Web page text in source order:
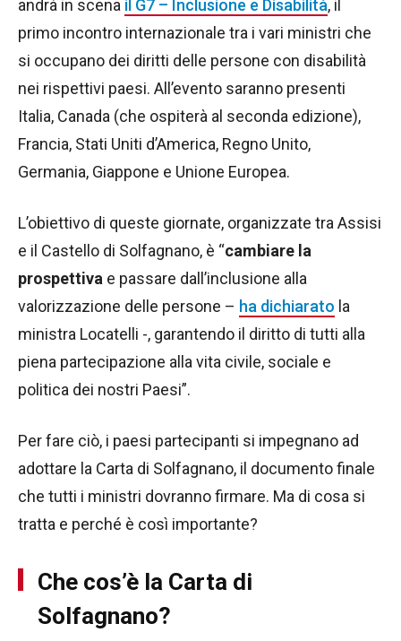
andrà in scena il G7 – Inclusione e Disabilità, il
primo incontro internazionale tra i vari ministri che
si occupano dei diritti delle persone con disabilità
nei rispettivi paesi. All’evento saranno presenti
Italia, Canada (che ospiterà al seconda edizione),
Francia, Stati Uniti d’America, Regno Unito,
Germania, Giappone e Unione Europea.
L’obiettivo di queste giornate, organizzate tra Assisi
e il Castello di Solfagnano, è “cambiare la
prospettiva e passare dall’inclusione alla
valorizzazione delle persone – ha dichiarato la
ministra Locatelli -, garantendo il diritto di tutti alla
piena partecipazione alla vita civile, sociale e
politica dei nostri Paesi”.
Per fare ciò, i paesi partecipanti si impegnano ad
adottare la Carta di Solfagnano, il documento finale
che tutti i ministri dovranno firmare. Ma di cosa si
tratta e perché è così importante?
Che cos’è la Carta di
Solfagnano?